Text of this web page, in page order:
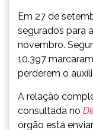
Em 27 de
segurados para
novembro.
10.397
perderem o
A relação
consultada no
órgão está